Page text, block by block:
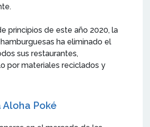
principios de este año 2020, la
ha eliminado el
sus restaurantes,
por materiales reciclados y
Aloha Poké